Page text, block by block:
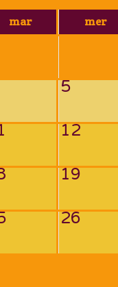
mar mer
5
12
19
26